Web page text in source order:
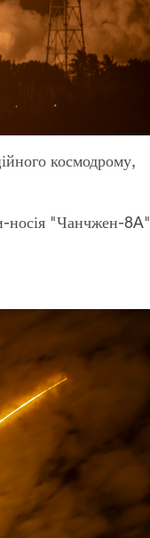
космодрому,
носія "Чанчжен-8A"